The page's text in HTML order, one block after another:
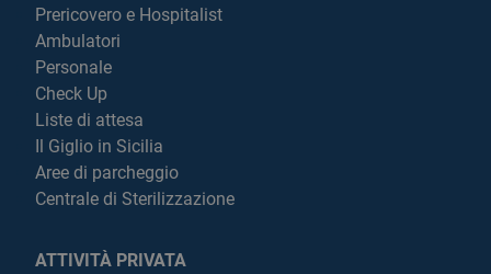
Prericovero e Hospitalist
Ambulatori
Personale
Check Up
Liste di attesa
Il Giglio in Sicilia
Aree di parcheggio
Centrale di Sterilizzazione
ATTIVITÀ PRIVATA